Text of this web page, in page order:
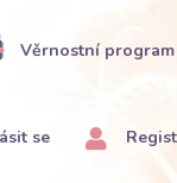
Věrnostní program
se